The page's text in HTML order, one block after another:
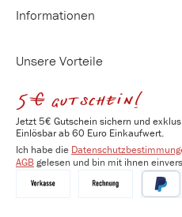
Informationen
Unsere Vorteile
5€ gutschein!
Jetzt 5€ Gutschein sichern und
Einlösbar ab 60 Euro Einkaufwert.
Ich habe die
AGBgelesen und bin mit ihnen